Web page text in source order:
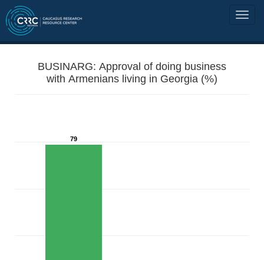
BUSINARG: Approval of doing business
with Armenians living in Georgia (%)
79